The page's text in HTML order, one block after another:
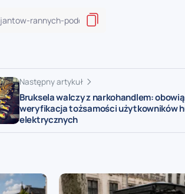
Następny artykuł
Bruksela walczy z narkohandlem:
weryfikacja tożsamości użytkowników
elektrycznych